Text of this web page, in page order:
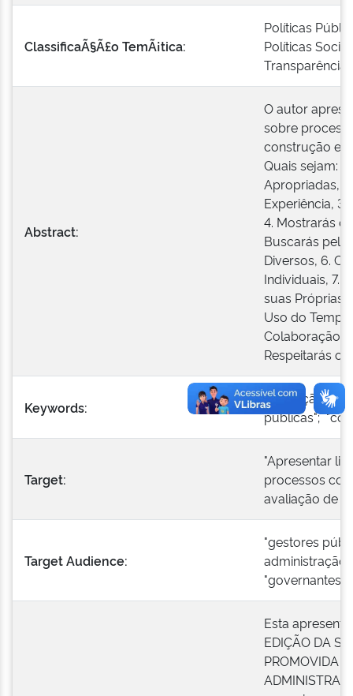
ClassificaÃ§Ã£o TemÃ¡tica:
Políticas
Políticas
Abstract:
O autor
sobre
construção e
Quais sejam:
Apropriadas,
Experiência, 3.
4. Mostrarás o
Buscarás pelo
Diversos, 6.
Individuais, 7.
suas Próprias
Uso do
Colaboração
Respeitarás
Keywords:
"Avaliação";
públicas";
Target:
"Apresentar
processos
avaliação de
Target Audience:
"gestores
administração
"governantes"
Esta
EDIÇÃO DA
PROMOVIDA